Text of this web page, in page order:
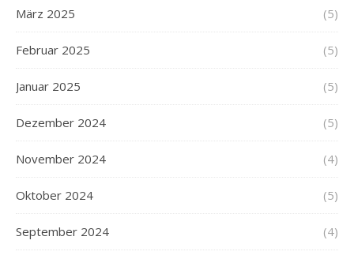
März 2025 (5)
Februar 2025 (5)
Januar 2025 (5)
Dezember 2024 (5)
November 2024 (4)
Oktober 2024 (5)
September 2024 (4)